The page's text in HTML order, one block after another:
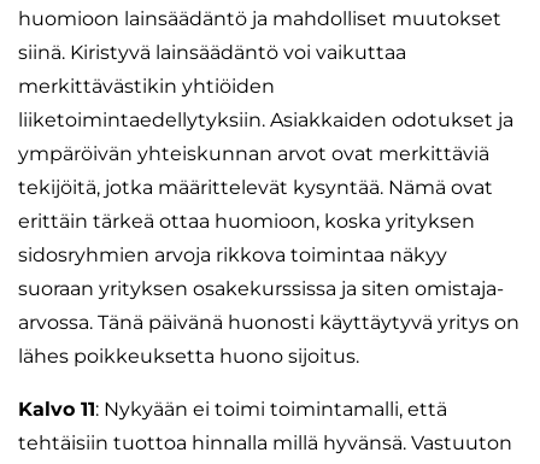
huomioon lainsäädäntö ja mahdolliset muutokset
siinä. Kiristyvä lainsäädäntö voi vaikuttaa
merkittävästikin yhtiöiden
liiketoimintaedellytyksiin. Asiakkaiden odotukset ja
ympäröivän yhteiskunnan arvot ovat merkittäviä
tekijöitä, jotka määrittelevät kysyntää. Nämä ovat
erittäin tärkeä ottaa huomioon, koska yrityksen
sidosryhmien arvoja rikkova toimintaa näkyy
suoraan yrityksen osakekurssissa ja siten omistaja-
arvossa. Tänä päivänä huonosti käyttäytyvä yritys on
lähes poikkeuksetta huono sijoitus.
Kalvo 11: Nykyään ei toimi toimintamalli, että
tehtäisiin tuottoa hinnalla millä hyvänsä. Vastuuton